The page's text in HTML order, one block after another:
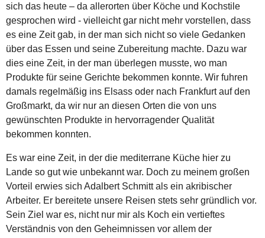
sich das heute – da allerorten über Köche und Kochstile
gesprochen wird - vielleicht gar nicht mehr vorstellen, dass
es eine Zeit gab, in der man sich nicht so viele Gedanken
über das Essen und seine Zubereitung machte. Dazu war
dies eine Zeit, in der man überlegen musste, wo man
Produkte für seine Gerichte bekommen konnte. Wir fuhren
damals regelmäßig ins Elsass oder nach Frankfurt auf den
Großmarkt, da wir nur an diesen Orten die von uns
gewünschten Produkte in hervorragender Qualität
bekommen konnten.
Es war eine Zeit, in der die mediterrane Küche hier zu
Lande so gut wie unbekannt war. Doch zu meinem großen
Vorteil erwies sich Adalbert Schmitt als ein akribischer
Arbeiter. Er bereitete unsere Reisen stets sehr gründlich vor.
Sein Ziel war es, nicht nur mir als Koch ein vertieftes
Verständnis von den Geheimnissen vor allem der